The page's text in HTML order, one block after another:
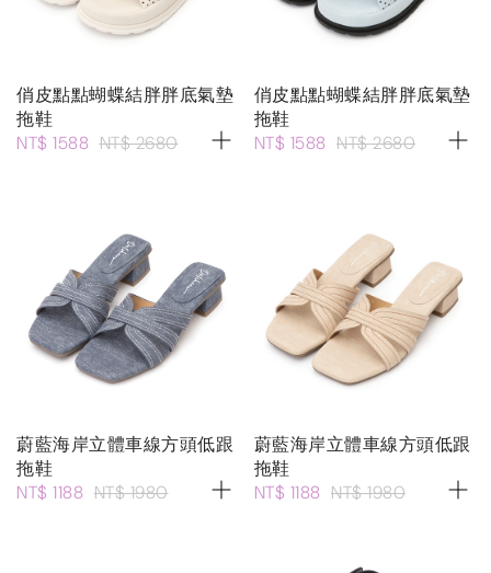
俏皮點點蝴蝶結胖胖底氣墊
拖鞋
NT$ 1588 NT$ 2680
俏皮點點蝴蝶結胖胖底氣墊
拖鞋
NT$ 1588 NT$ 2680
蔚藍海岸立體車線方頭低跟
拖鞋
NT$ 1188 NT$ 1980
蔚藍海岸立體車線方頭低跟
拖鞋
NT$ 1188 NT$ 1980